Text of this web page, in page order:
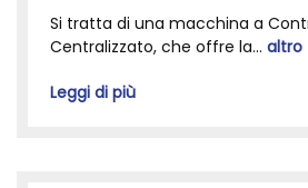
Si tratta di una macchina a
Centralizzato, che offre la... altro
Leggi di più